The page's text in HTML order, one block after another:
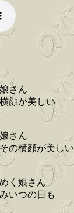
さん
顔が美しい
さん
横顔が美しい
く娘さん
いつの日も